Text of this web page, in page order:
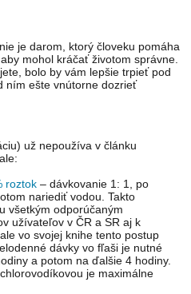
je darom, ktorý človeku pomáha
mohol kráčať životom správne.
bolo by vám lepšie trpieť pod
ním ešte vnútorne dozrieť
už nepoužíva v článku
roztok – dávkovanie 1: 1, po
nariediť vodou. Takto
všetkým odporúčaným
užívateľov v ČR a SR aj k
vo svojej knihe tento postup
dávky vo fľaši je nutné
a potom na ďalšie 4 hodiny.
je maximálne